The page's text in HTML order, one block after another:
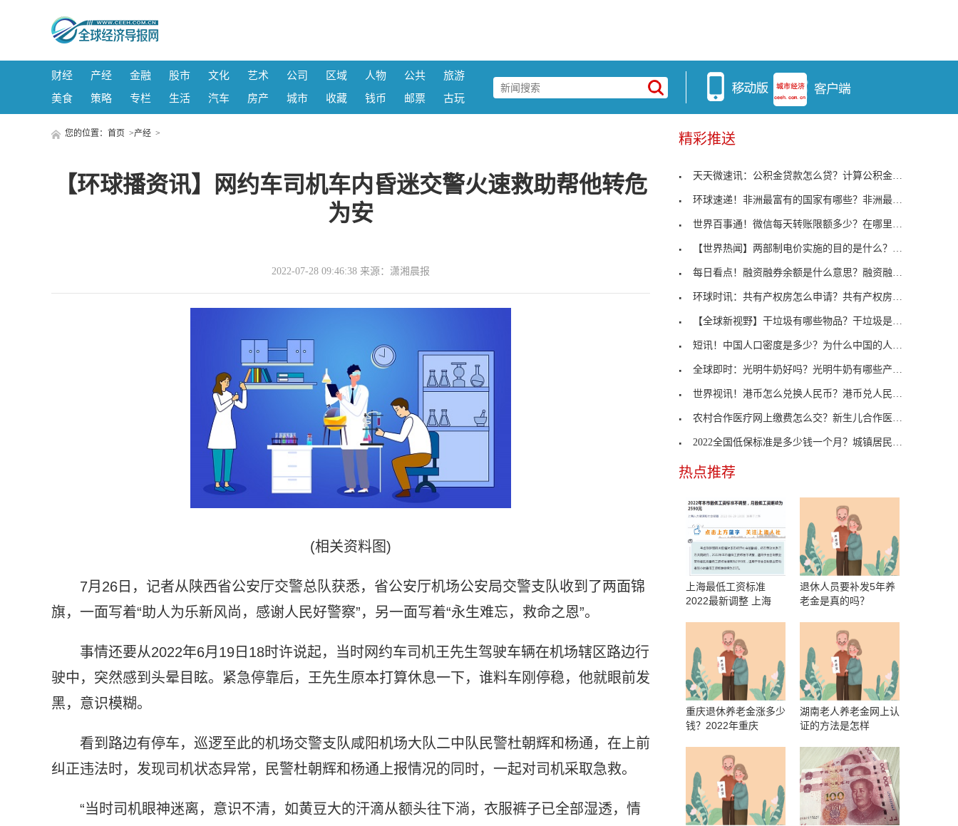
财经 产经 金融 股市 文化 艺术 公司 区域 人物 公共
旅游
美食
策略 专栏 生活 汽车 房产 城市 收藏 钱币 邮票 古玩
您的位置： 首页 >产经 >
【环球播资讯】网约车司机车内昏迷交警火速救助帮他转危
为安
2022-07-28 09:46:38 来源：潇湘晨报
(相关资料图)
7月26日，记者从陕西省公安厅交警总队获悉，省公安厅机场公安局交警支队收到了两面锦
旗，一面写着“助人为乐新风尚，感谢人民好警察”，另一面写着“永生难忘，救命之恩”。
事情还要从2022年6月19日18时许说起，当时网约车司机王先生驾驶车辆在机场辖区路边行
驶中，突然感到头晕目眩。紧急停靠后，王先生原本打算休息一下，谁料车刚停稳，他就眼前发
黑，意识模糊。
看到路边有停车，巡逻至此的机场交警支队咸阳机场大队二中队民警杜朝辉和杨通，在上前
纠正违法时，发现司机状态异常，民警杜朝辉和杨通上报情况的同时，一起对司机采取急救。
“当时司机眼神迷离，意识不清，如黄豆大的汗滴从额头往下淌，衣服裤子已全部湿透，情
精彩推送
天天微速讯：公积金贷款怎么贷？计算公积金能贷多少
环球速递！非洲最富有的国家有哪些？非洲最富有的国
世界百事通！微信每天转账限额多少？在哪里设置微信
【世界热闻】两部制电价实施的目的是什么？两部制电
每日看点！融资融券余额是什么意思？融资融券余额多
环球时讯：共有产权房怎么申请？共有产权房申请步骤
【全球新视野】干垃圾有哪些物品？干垃圾是怎么定义
短讯！中国人口密度是多少？为什么中国的人口密度这
全球即时：光明牛奶好吗？光明牛奶有哪些产品种类？
世界视讯！港币怎么兑换人民币？港币兑人民币汇率是
农村合作医疗网上缴费怎么交？新生儿合作医疗初次如
2022全国低保标准是多少钱一个月？城镇居民低保标准
热点推荐
上海最低工资标准
2022最新调整 上海
退休人员要补发5年养
老金是真的吗？
重庆退休养老金涨多少
钱？2022年重庆
湖南老人养老金网上认
证的方法是怎样